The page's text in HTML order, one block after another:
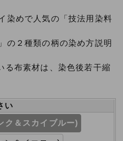
染めで人気の「技法用染料
の２種類の柄の染め方説明
る布素材は、染色後若干縮
い
ク＆スカイブルー)